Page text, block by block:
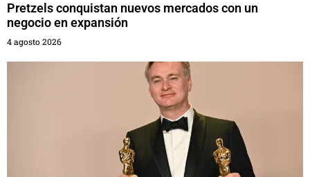
Pretzels conquistan nuevos mercados con un
negocio en expansión
4 agosto 2026